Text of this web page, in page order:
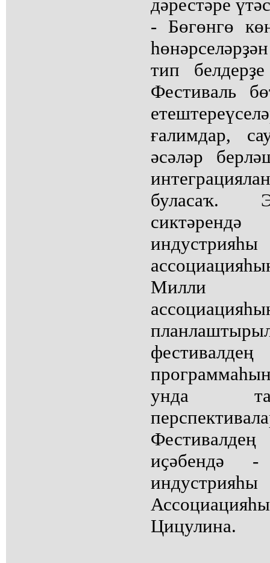
дәрестәре
- Бөгөнгө
тип
Фестиваль
ғалимдар,
әсәләр
буласаҡ.
Милли
унда
иҫәбендә -
Цицулина.